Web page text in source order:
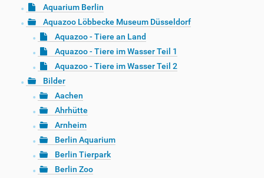
Aquarium Berlin
Aquazoo Löbbecke Museum Düsseldorf
Aquazoo - Tiere an Land
Aquazoo - Tiere im Wasser Teil 1
Aquazoo - Tiere im Wasser Teil 2
Bilder
Aachen
Ahrhütte
Arnheim
Berlin Aquarium
Berlin Tierpark
Berlin Zoo